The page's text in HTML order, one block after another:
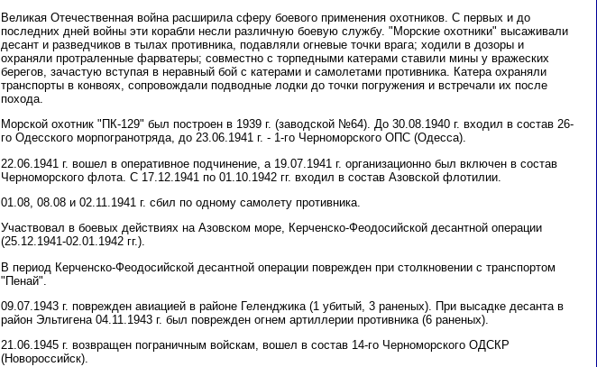
Великая Отечественная война расширила сферу боевого применения охотников. С первых и до
последних дней войны эти корабли несли различную боевую службу. "Морские охотники" высаживали
десант и разведчиков в тылах противника, подавляли огневые точки врага; ходили в дозоры и
охраняли протраленные фарватеры; совместно с торпедными катерами ставили мины у вражеских
берегов, зачастую вступая в неравный бой с катерами и самолетами противника. Катера охраняли
транспорты в конвоях, сопровождали подводные лодки до точки погружения и встречали их после
похода.
Морской охотник "ПК-129" был построен в 1939 г. (заводской №64). До 30.08.1940 г. входил в состав 26-
го Одесского морпогранотряда, до 23.06.1941 г. - 1-го Черноморского ОПС (Одесса).
22.06.1941 г. вошел в оперативное подчинение, а 19.07.1941 г. организационно был включен в состав
Черноморского флота. С 17.12.1941 по 01.10.1942 гг. входил в состав Азовской флотилии.
01.08, 08.08 и 02.11.1941 г. сбил по одному самолету противника.
Участвовал в боевых действиях на Азовском море, Керченско-Феодосийской десантной операции
(25.12.1941-02.01.1942 гг.).
В период Керченско-Феодосийской десантной операции поврежден при столкновении с транспортом
"Пенай".
09.07.1943 г. поврежден авиацией в районе Геленджика (1 убитый, 3 раненых). При высадке десанта в
район Эльтигена 04.11.1943 г. был поврежден огнем артиллерии противника (6 раненых).
21.06.1945 г. возвращен пограничным войскам, вошел в состав 14-го Черноморского ОДСКР
(Новороссийск).